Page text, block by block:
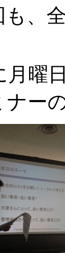
も、
曜日
ナー